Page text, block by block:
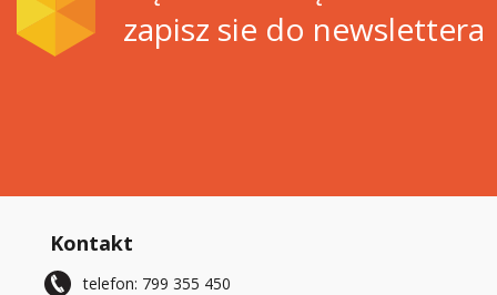
zapisz sie do newslettera
Kontakt
telefon: 799 355 450